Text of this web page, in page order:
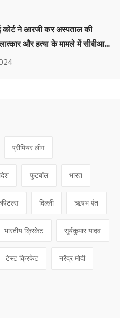
कोर्ट ने आरजी कर अस्पताल की
और हत्या के मामले में सीबीआई
प्रीमियर लीग
फुटबॉल भारत
दिल्ली ऋषभ पंत
भारतीय क्रिकेट सूर्यकुमार यादव
टेस्ट क्रिकेट नरेंद्र मोदी